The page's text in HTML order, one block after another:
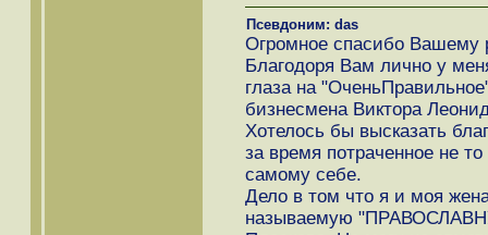
Псевдоним: das
Огромное спасибо Вашему
Благодоря Вам лично у
глаза на
бизнесмена Виктора
Хотелось бы высказать
за время потраченное не
самому себе.
Дело в том что я и моя
называемую